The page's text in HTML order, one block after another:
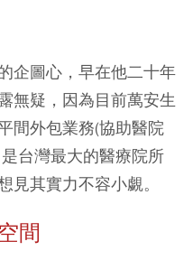
企圖心，早在他二十年
無疑，因為目前萬安生
間外包業務(協助醫院
台灣最大的醫療院所
見其實力不容小覷。
間